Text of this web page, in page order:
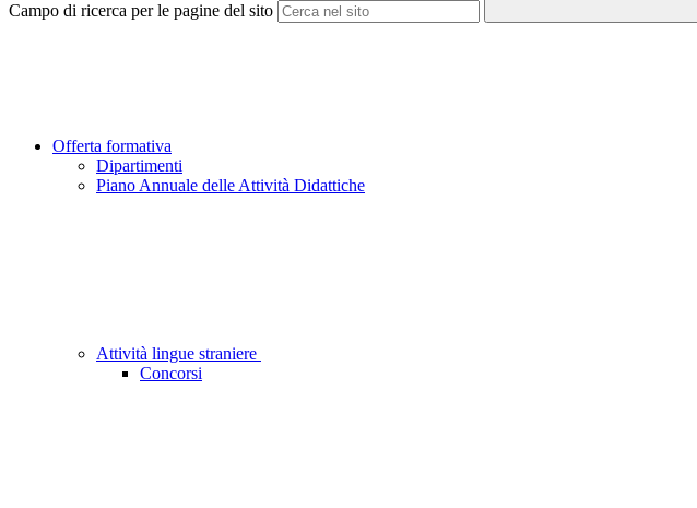
Campo di ricerca per le pagine del sito
Offerta formativa
Dipartimenti
Piano Annuale delle Attività Didattiche
Attività lingue straniere
Concorsi